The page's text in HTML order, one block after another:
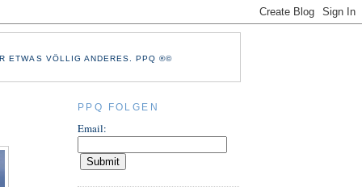
ETWAS VÖLLIG ANDERES. PPQ ®©
PPQ FOLGEN
Email: